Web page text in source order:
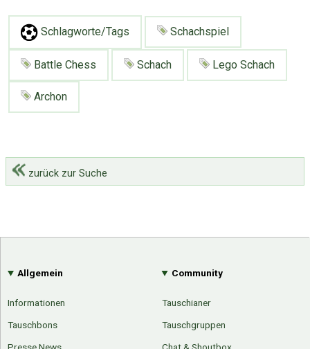
Schlagworte/Tags Schachspiel
Battle Chess Schach Lego Schach
Archon
zurück zur Suche
Allgemein
Informationen
Tauschbons
Presse News
Community
Tauschianer
Tauschgruppen
Chat & Shoutbox